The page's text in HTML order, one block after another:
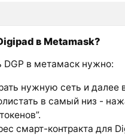
в Metamask?
DGP в метамаск нужно:
нужную сеть и далее
в самый низ -
смарт-контракта для